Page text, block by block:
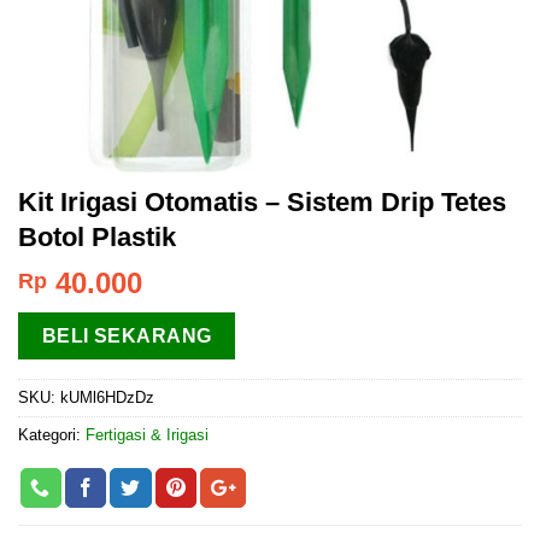
Kit Irigasi Otomatis – Sistem Drip Tetes
Botol Plastik
Rp 40.000
BELI SEKARANG
SKU: kUMl6HDzDz
Kategori: Fertigasi & Irigasi